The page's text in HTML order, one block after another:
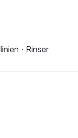
· Rinser